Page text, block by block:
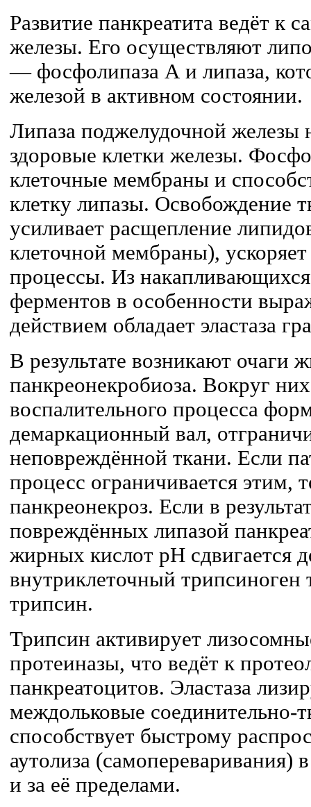
Развитие панкреатита ведёт к
железы. Его осуществляют
— фосфолипаза А и липаза,
железой в активном состоянии.
Липаза поджелудочной железы
здоровые клетки железы.
клеточные мембраны и
клетку липазы. Освобождение
усиливает расщепление
клеточной мембраны),
процессы. Из накапливающихся
ферментов в особенности
действием обладает эластаза
В результате возникают очаги
панкреонекробиоза. Вокруг них
воспалительного процесса
демаркационный вал,
неповреждённой ткани. Если
процесс ограничивается этим,
панкреонекроз. Если в
повреждённых липазой
жирных кислот рН сдвигается
внутриклеточный трипсиноген
трипсин.
Трипсин активирует
протеиназы, что ведёт к
панкреатоцитов. Эластаза
междольковые
способствует быстрому
аутолиза (самопереваривания)
и за её пределами.